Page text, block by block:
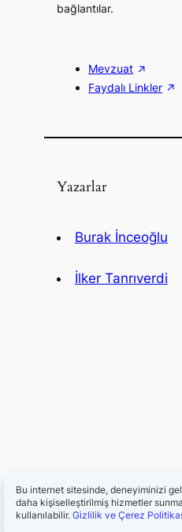
bağlantılar.
Mevzuat
Faydalı Linkler
Yazarlar
Burak İnceoğlu
İlker Tanrıverdi
Bu internet sitesinde, deneyiminizi
daha kişiselleştirilmiş hizmetler
kullanılabilir. Gizlilik ve Çerez